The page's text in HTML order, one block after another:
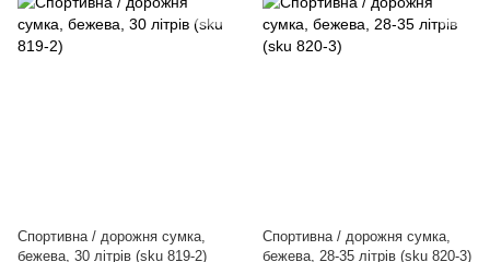
Спортивна / дорожня сумка,
бежева, 30 літрів (sku 819-2)
Спортивна / дорожня сумка,
бежева, 28-35 літрів (sku 820-3)